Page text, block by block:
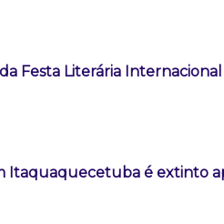
Festa Literária
Itaquaquecetuba é extinto